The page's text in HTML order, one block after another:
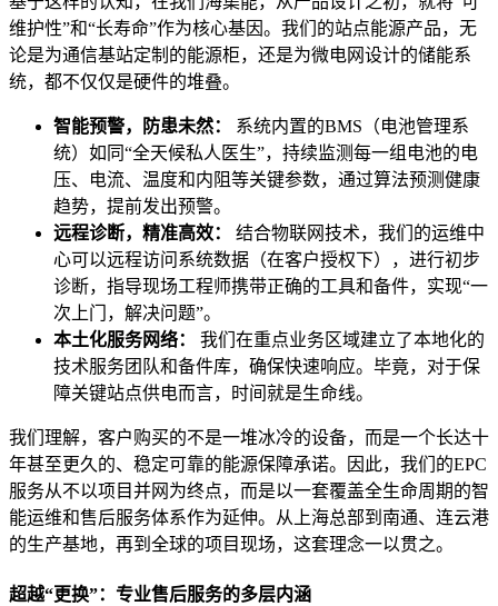
维护性”和“长寿命”作为核心基因。我们的站点能源产品，无
论是为通信基站定制的能源柜，还是为微电网设计的储能系
统，都不仅仅是硬件的堆叠。
智能预警，防患未然：
系统内置的BMS（电池管理系
统）如同“全天候私人医生”，持续监测每一组电池的电
压、电流、温度和内阻等关键参数，通过算法预测健康
趋势，提前发出预警。
远程诊断，精准高效：
结合物联网技术，我们的运维中
心可以远程访问系统数据（在客户授权下），进行初步
诊断，指导现场工程师携带正确的工具和备件，实现“一
次上门，解决问题”。
本土化服务网络：
我们在重点业务区域建立了本地化的
技术服务团队和备件库，确保快速响应。毕竟，对于保
障关键站点供电而言，时间就是生命线。
我们理解，客户购买的不是一堆冰冷的设备，而是一个长达十
年甚至更久的、稳定可靠的能源保障承诺。因此，我们的EPC
服务从不以项目并网为终点，而是以一套覆盖全生命周期的智
能运维和售后服务体系作为延伸。从上海总部到南通、连云港
的生产基地，再到全球的项目现场，这套理念一以贯之。
超越“更换”：专业售后服务的多层内涵